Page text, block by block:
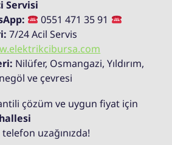
Servisi
0551 471 35 91
7/24 Acil Servis
Nilüfer, Osmangazi, Yıldırım,
ve çevresi
çözüm ve uygun fiyat için
uzağınızda!